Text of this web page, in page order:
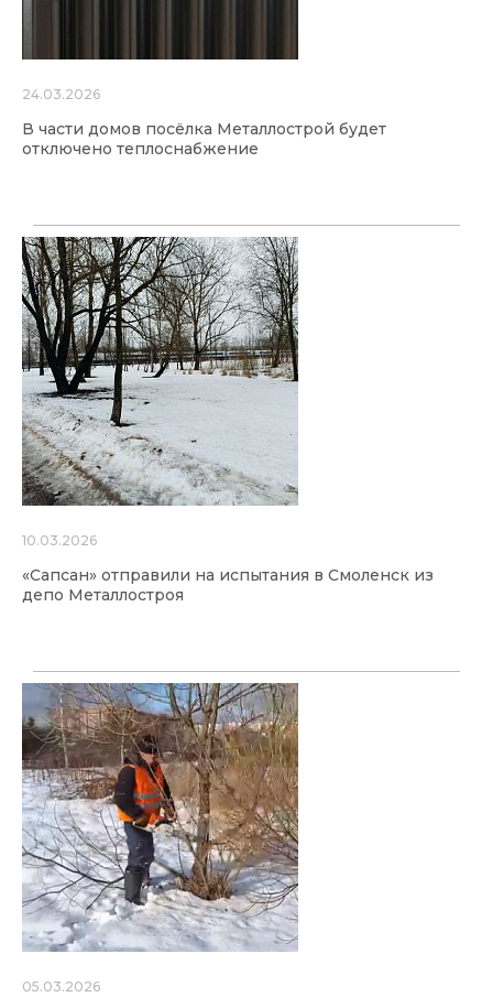
24.03.2026
В части домов посёлка Металлострой будет
отключено теплоснабжение
10.03.2026
«Сапсан» отправили на испытания в Смоленск из
депо Металлостроя
05.03.2026